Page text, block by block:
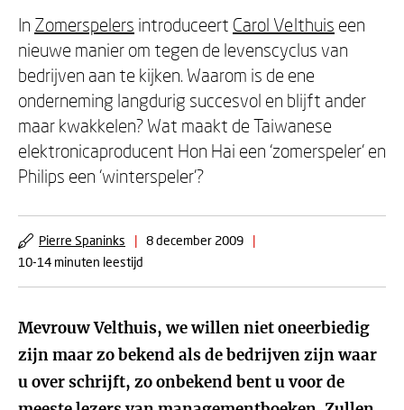
In Zomerspelers introduceert Carol Velthuis een
nieuwe manier om tegen de levenscyclus van
bedrijven aan te kijken. Waarom is de ene
onderneming langdurig succesvol en blijft ander
maar kwakkelen? Wat maakt de Taiwanese
elektronicaproducent Hon Hai een ‘zomerspeler’ en
Philips een ‘winterspeler’?
Pierre Spaninks | 8 december 2009
|
10-14 minuten leestijd
Mevrouw Velthuis, we willen niet oneerbiedig
zijn maar zo bekend als de bedrijven zijn waar
u over schrijft, zo onbekend bent u voor de